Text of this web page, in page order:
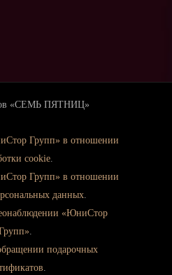
«СЕМЬ ПЯТНИЦ»
Групп» в отношении
cookie.
Групп» в отношении
данных
«ЮниСтор
подарочных